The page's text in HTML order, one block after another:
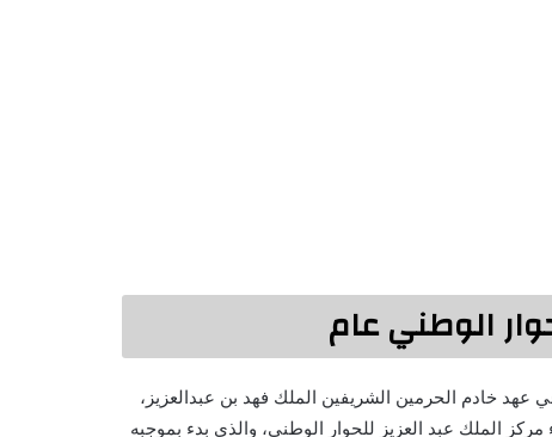
الوطني عام
عهد خادم الحرمين الشريفين الملك فهد بن عبدالعزيز،
سنة 1424 هجري– 2004 ميلادي، بإنشاء مركز الملك عبد العزيز للحوار الوطني، والذي بدء بموجبه